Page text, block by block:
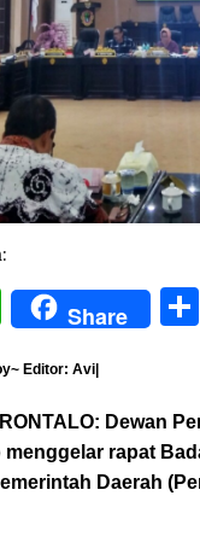
WhatsApp
Share
Editor: Avi|
Dewan
menggelar rapat
Daerah